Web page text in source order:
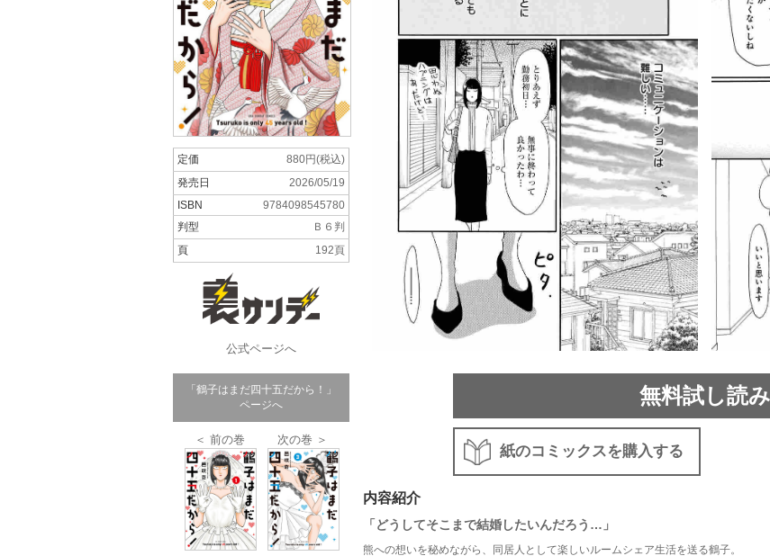
定価
880円(税込)
発売日
2026/05/19
ISBN
9784098545780
判型
Ｂ６判
頁
192頁
公式ページへ
「鶴子はまだ四十五だから！」
ページへ
＜ 前の巻 次の巻 ＞
無料試し読み
紙のコミックスを購入する
内容紹介
「どうしてそこまで結婚したいんだろう…」
熊への想いを秘めながら、同居人として楽しいルームシェア生活を送る鶴子。